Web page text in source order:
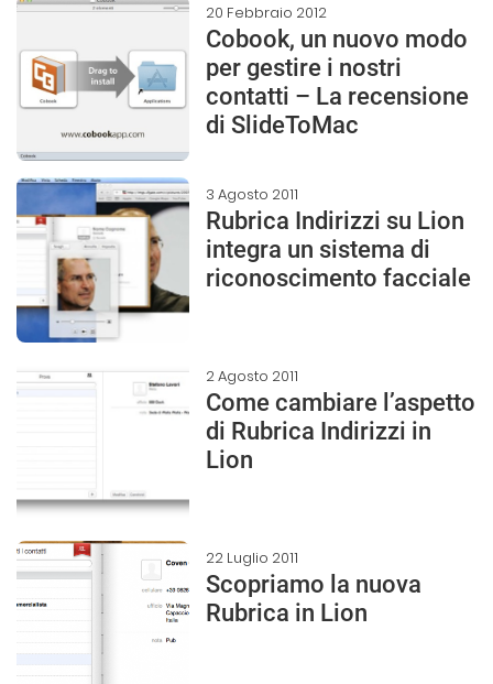
20 Febbraio 2012
Cobook, un nuovo modo
per gestire i nostri
contatti – La recensione
di SlideToMac
3 Agosto 2011
Rubrica Indirizzi su Lion
integra un sistema di
riconoscimento facciale
2 Agosto 2011
Come cambiare l’aspetto
di Rubrica Indirizzi in
Lion
22 Luglio 2011
Scopriamo la nuova
Rubrica in Lion